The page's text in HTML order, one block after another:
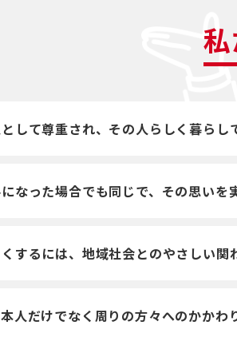
して尊重され、その人らしく暮らし
なった場合でも同じで、その思いを
するには、地域社会とのやさしい関
人だけでなく周りの方々へのかかわ